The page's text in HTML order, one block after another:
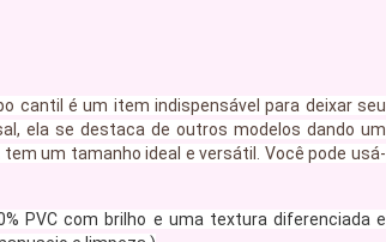
cantil é um item indispensável para deixar seu
ela se destaca de outros modelos dando um
um tamanho ideal e versátil. Você pode usá-
PVC com brilho e uma textura diferenciada e